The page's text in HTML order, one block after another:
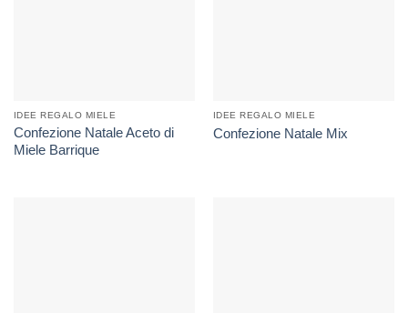
IDEE REGALO MIELE
Confezione Natale Aceto di
Miele Barrique
IDEE REGALO MIELE
Confezione Natale Mix